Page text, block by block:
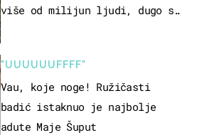
više od milijun ljudi, dugo se
"UUUUUUFFFF"
Vau, koje noge! Ružičasti
badić istaknuo je najbolje
adute Maje Šuput